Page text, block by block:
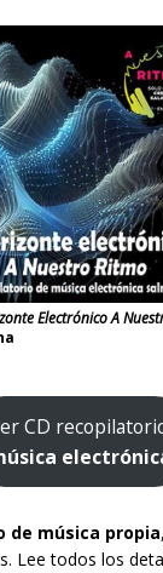
Electrónico A
CD
de música propia
Lee todos los